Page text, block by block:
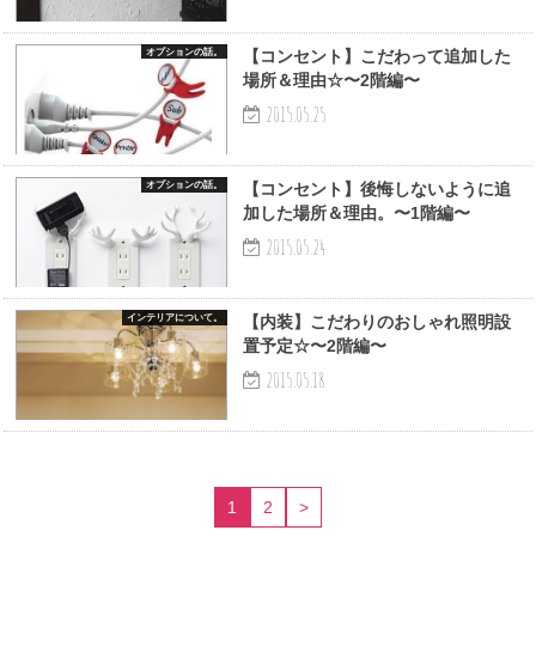
オプションの話。
【コンセント】こだわって追加した
場所＆理由☆〜2階編〜
2015.05.25
オプションの話。
【コンセント】後悔しないように追
加した場所＆理由。〜1階編〜
2015.05.24
インテリアについて。
【内装】こだわりのおしゃれ照明設
置予定☆〜2階編〜
2015.05.18
1 2 >